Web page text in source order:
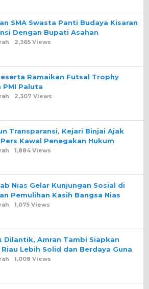
SMA Swasta Panti Budaya Kisaran
Dengan Bupati Asahan
2,365 Views
Ramaikan Futsal Trophy
PMI Paluta
2,307 Views
Transparansi, Kejari Binjai Ajak
Kawal Penegakan Hukum
1,884 Views
Nias Gelar Kunjungan Sosial di
Pemulihan Kasih Bangsa Nias
1,075 Views
Dilantik, Amran Tambi Siapkan
Riau Lebih Solid dan Berdaya Guna
1,008 Views